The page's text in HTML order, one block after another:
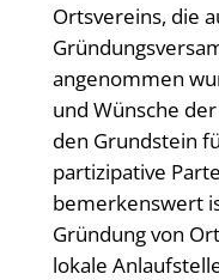
Ortsvereins, die
angenommen
und Wünsche
den Grundstein
partizipative
bemerkenswert
Gründung von
lokale